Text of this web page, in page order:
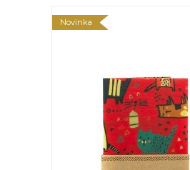
Novinka